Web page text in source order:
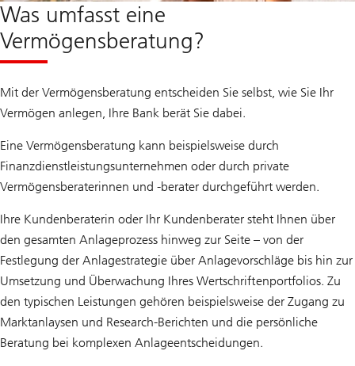
Was umfasst eine
Vermögensberatung?
Mit der Vermögensberatung entscheiden Sie selbst, wie Sie Ihr
Vermögen anlegen, Ihre Bank berät Sie dabei.
Eine Vermögensberatung kann beispielsweise durch
Finanzdienstleistungsunternehmen oder durch private
Vermögensberaterinnen und -berater durchgeführt werden.
Ihre Kundenberaterin oder Ihr Kundenberater steht Ihnen über
den gesamten Anlageprozess hinweg zur Seite – von der
Festlegung der Anlagestrategie über Anlagevorschläge bis hin zur
Umsetzung und Überwachung Ihres Wertschriftenportfolios. Zu
den typischen Leistungen gehören beispielsweise der Zugang zu
Marktanlaysen und Research-Berichten und die persönliche
Beratung bei komplexen Anlageentscheidungen.